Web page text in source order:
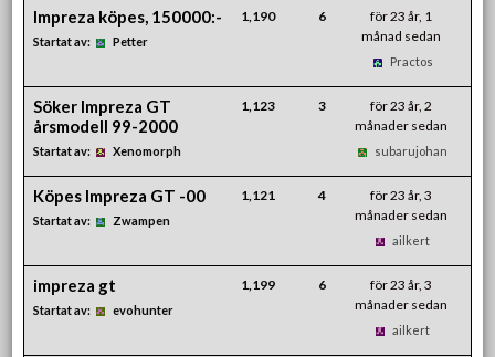
Impreza köpes, 150000:-
Startat av: Petter
1,190 6
för 23 år, 1
månad sedan
Practos
Söker Impreza GT
årsmodell 99-2000
Startat av: Xenomorph
1,123 3
för 23 år, 2
månader sedan
subarujohan
Köpes Impreza GT -00
Startat av: Zwampen
1,121 4
för 23 år, 3
månader sedan
ailkert
impreza gt
Startat av: evohunter
1,199 6
för 23 år, 3
månader sedan
ailkert